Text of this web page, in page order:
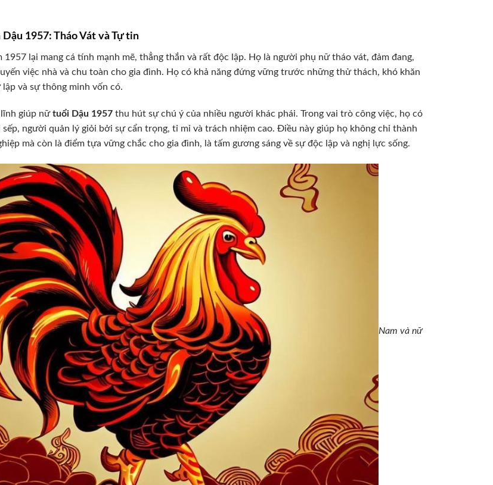
1957: Tháo Vát và Tự tin
1957 lại mang cá tính mạnh mẽ, thẳng thắn và rất độc lập. Họ là người phụ nữ tháo vát, đảm đang,
việc nhà và chu toàn cho gia đình. Họ có khả năng đứng vững trước những thử thách, khó khăn
và sự thông minh vốn có.
giúp nữtuổi Dậu 1957 thu hút sự chú ý của nhiều người khác phái. Trong vai trò công việc, họ có
người quản lý giỏi bởi sự cẩn trọng, tỉ mỉ và trách nhiệm cao. Điều này giúp họ không chỉ thành
mà còn là điểm tựa vững chắc cho gia đình, là tấm gương sáng về sự độc lập và nghị lực sống.
Nam và nữ